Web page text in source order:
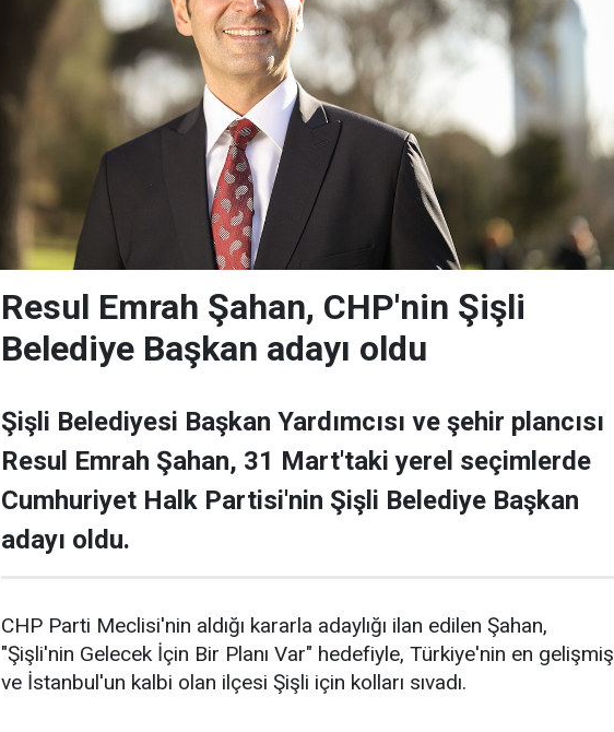
Resul Emrah Şahan, CHP'nin Şişli
Belediye Başkan adayı oldu
Şişli Belediyesi Başkan Yardımcısı ve şehir plancısı
Resul Emrah Şahan, 31 Mart'taki yerel seçimlerde
Cumhuriyet Halk Partisi'nin Şişli Belediye Başkan
adayı oldu.
CHP Parti Meclisi'nin aldığı kararla adaylığı ilan edilen Şahan,
"Şişli'nin Gelecek İçin Bir Planı Var" hedefiyle, Türkiye'nin en gelişmiş
ve İstanbul'un kalbi olan ilçesi Şişli için kolları sıvadı.